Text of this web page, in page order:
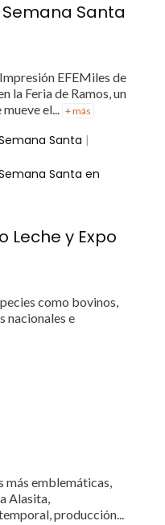
Santa
EFEMiles de
la Feria de Ramos, un
el... + más
Santa |
Santa en
Leche y Expo
como bovinos,
nacionales e
más emblemáticas,
Alasita,
producción...